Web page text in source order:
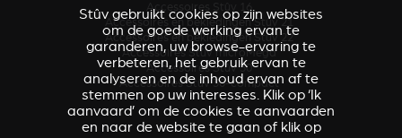
Accessoires Stûv 16
Accessoires en bekledingen Stûv 21
Accessoires en bekledingen Stûv 22
Accessoires Stûv microMega
Accessoires Stûv 30
Accessoires Stûv 30-compact
Stûv gebruikt cookies op zijn websites
om de goede werking ervan te
garanderen, uw browse-ervaring te
verbeteren, het gebruik ervan te
analyseren en de inhoud ervan af te
stemmen op uw interesses. Klik op ‘Ik
aanvaard’ om de cookies te aanvaarden
en naar de website te gaan of klik op